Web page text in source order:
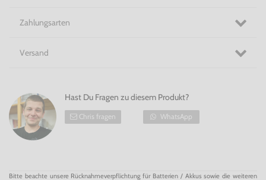
Zahlungsarten
Versand
Hast Du Fragen zu diesem Produkt?
Chris fragen WhatsApp
Bitte beachte unsere Rücknahmeverpflichtung für Batterien / Akkus sowie die weiteren